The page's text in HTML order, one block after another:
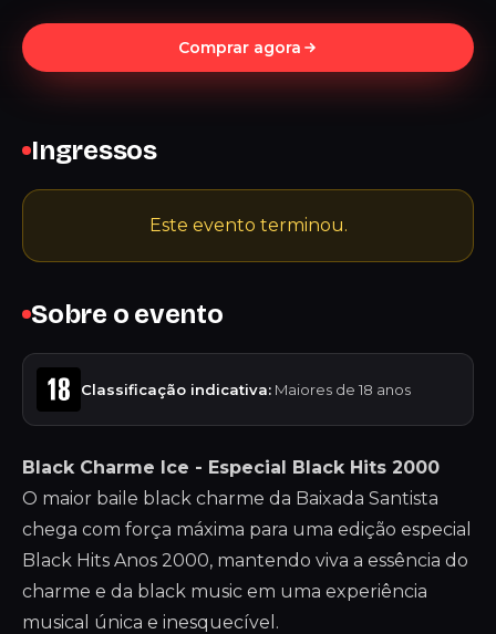
Comprar agora
Sobre o evento
Classificação indicativa: Maiores de 18 anos
Black Charme Ice - Especial Black Hits 2000
O maior baile black charme da Baixada Santista
chega com força máxima para uma edição especial
Black Hits Anos 2000, mantendo viva a essência do
charme e da black music em uma experiência
musical única e inesquecível.
Ingressos
Este evento terminou.